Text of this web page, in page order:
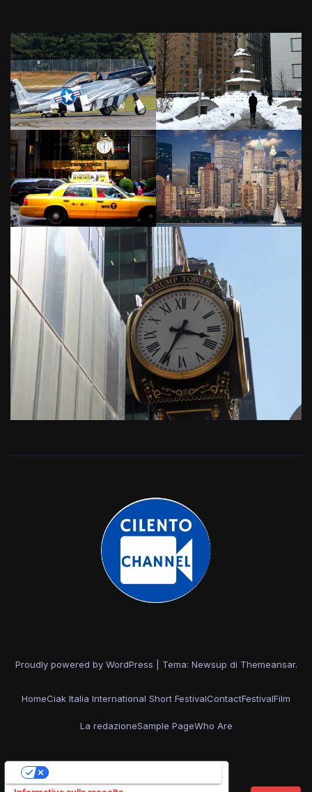
Proudly powered by WordPress Tema: Newsup di Themeansar.
HomeCiak Italia International Short FestivalContactFestivalFilm
La redazioneSample PageWho Are